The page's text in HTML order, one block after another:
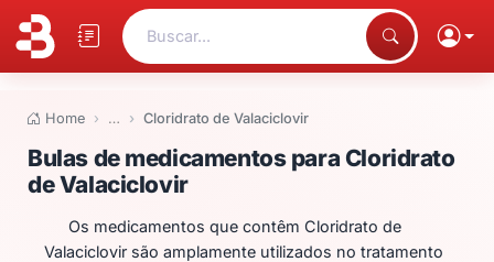
Buscar...
Home … Cloridrato de Valaciclovir
Bulas de medicamentos para
Bulas de medicamentos para Cloridrato
de Valaciclovir
Os medicamentos que contêm Cloridrato de
Valaciclovir são amplamente utilizados no tratamento